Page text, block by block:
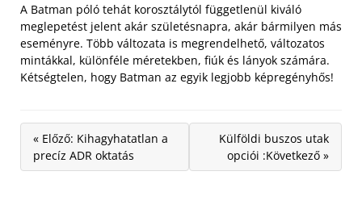
A Batman póló tehát korosztálytól függetlenül kiváló
meglepetést jelent akár születésnapra, akár bármilyen más
eseményre. Több változata is megrendelhető, változatos
mintákkal, különféle méretekben, fiúk és lányok számára.
Kétségtelen, hogy Batman az egyik legjobb képregényhős!
« Előző: Kihagyhatatlan a
precíz ADR oktatás
Külföldi buszos utak
opciói :Következő »